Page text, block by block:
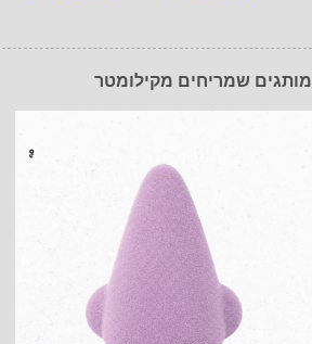
מותגים שמריחים מקילומטר